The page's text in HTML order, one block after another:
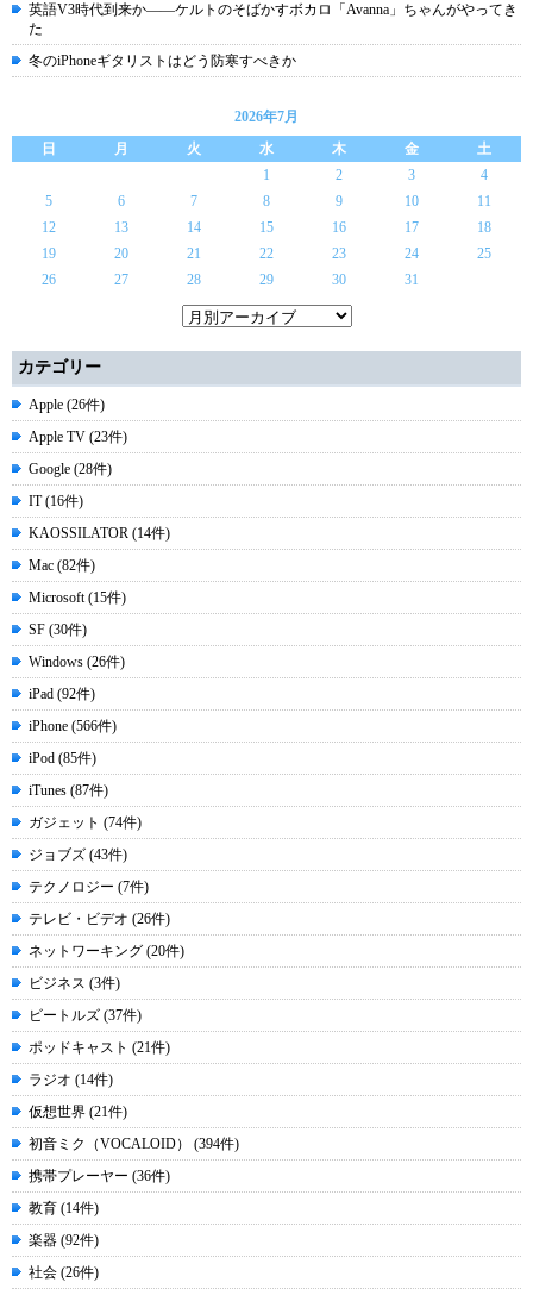
英語V3時代到来か――ケルトのそばかすボカロ「Avanna」ちゃんがやってき
た
冬のiPhoneギタリストはどう防寒すべきか
2026年7月
日
月 火 水 木 金
土
1
2 3
4
5
6 7 8 9 10
11
12
13 14 15 16 17
18
19
20 21 22 23 24
25
26
27 28 29 30 31
カテゴリー
Apple (26件)
Apple TV (23件)
Google (28件)
IT (16件)
KAOSSILATOR (14件)
Mac (82件)
Microsoft (15件)
SF (30件)
Windows (26件)
iPad (92件)
iPhone (566件)
iPod (85件)
iTunes (87件)
ガジェット (74件)
ジョブズ (43件)
テクノロジー (7件)
テレビ・ビデオ (26件)
ネットワーキング (20件)
ビジネス (3件)
ビートルズ (37件)
ポッドキャスト (21件)
ラジオ (14件)
仮想世界 (21件)
初音ミク（VOCALOID） (394件)
携帯プレーヤー (36件)
教育 (14件)
楽器 (92件)
社会 (26件)